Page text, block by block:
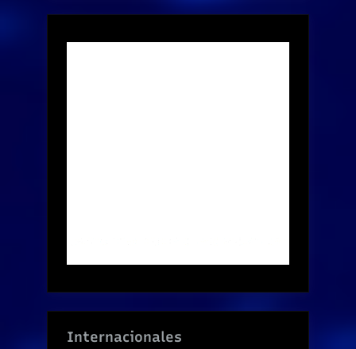
Internacionales